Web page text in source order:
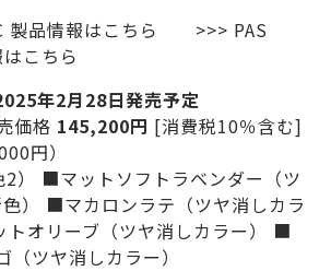
製品情報はこちら
>>> PAS
こちら
年2月28日発売予定
価格 145,200円 [消費税10％含む]
円）
2） ■マットソフトラベンダー（ツ
） ■マカロンラテ（ツヤ消しカラ
オリーブ（ツヤ消しカラー） ■
（ツヤ消しカラー）